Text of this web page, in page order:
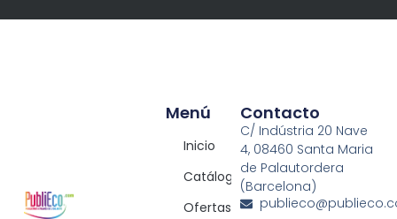
Menú
Inicio
Catálogos
Ofertas
Contacto
C/ Indústria 20 Nave
4, 08460 Santa Maria
de Palautordera
(Barcelona)